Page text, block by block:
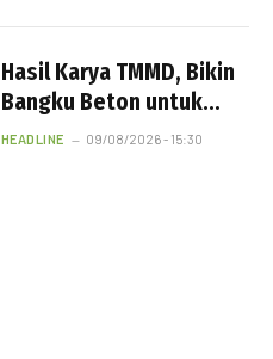
Hasil Karya TMMD, Bikin
Bangku Beton untuk
Warga Bersantai
HEADLINE 09/08/2026 - 15:30